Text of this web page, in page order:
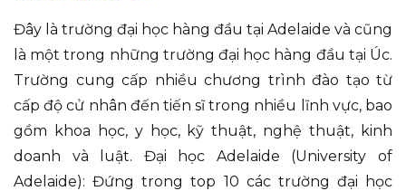
Đây là trường đại học hàng đầu tại Adelaide và cũng
là một trong những trường đại học hàng đầu tại Úc.
Trường cung cấp nhiều chương trình đào tạo từ
cấp độ cử nhân đến tiến sĩ trong nhiều lĩnh vực, bao
gồm khoa học, y học, kỹ thuật, nghệ thuật, kinh
doanh và luật. Đại học Adelaide (University of
Adelaide): Đứng trong top 10 các trường đại học